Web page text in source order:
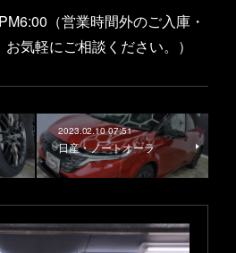
（営業時間外のご入庫・
気軽にご相談ください。）
2023.02.10 07:51
日産・ノートオーラ